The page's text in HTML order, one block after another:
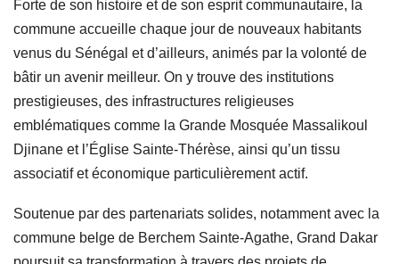
Forte de son histoire et de son esprit communautaire, la
commune accueille chaque jour de nouveaux habitants
venus du Sénégal et d’ailleurs, animés par la volonté de
bâtir un avenir meilleur. On y trouve des institutions
prestigieuses, des infrastructures religieuses
emblématiques comme la Grande Mosquée Massalikoul
Djinane et l’Église Sainte-Thérèse, ainsi qu’un tissu
associatif et économique particulièrement actif.
Soutenue par des partenariats solides, notamment avec la
commune belge de Berchem Sainte-Agathe, Grand Dakar